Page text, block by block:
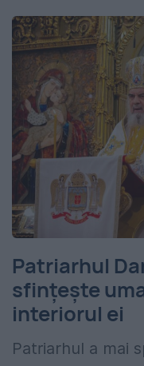
Patriarhul
sfinţeşte
interiorul ei
Patriarhul a mai